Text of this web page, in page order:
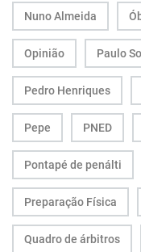
Nuno Almeida
Opinião Paulo
Pedro Henriques
Pepe PNED
Pontapé de penálti
Preparação Física
Quadro de árbitros